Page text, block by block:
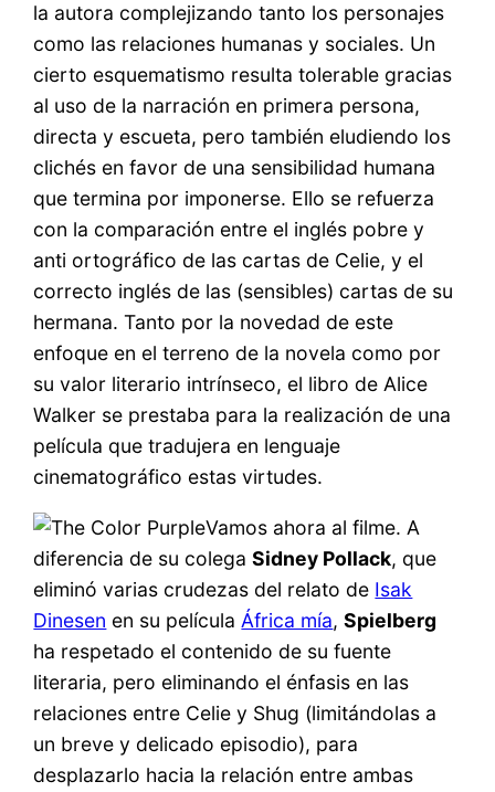
la autora complejizando tanto los personajes
como las relaciones humanas y sociales. Un
cierto esquematismo resulta tolerable gracias
al uso de la narración en primera persona,
directa y escueta, pero también eludiendo los
clichés en favor de una sensibilidad humana
que termina por imponerse. Ello se refuerza
con la comparación entre el inglés pobre y
anti ortográfico de las cartas de Celie, y el
correcto inglés de las (sensibles) cartas de su
hermana. Tanto por la novedad de este
enfoque en el terreno de la novela como por
su valor literario intrínseco, el libro de Alice
Walker se prestaba para la realización de una
película que tradujera en lenguaje
cinematográfico estas virtudes.
Vamos ahora al filme. A
diferencia de su colegaSidney Pollack, que
eliminó varias crudezas del relato de Isak
Dinesen en su película África mía,Spielberg
ha respetado el contenido de su fuente
literaria, pero eliminando el énfasis en las
relaciones entre Celie y Shug (limitándolas a
un breve y delicado episodio), para
desplazarlo hacia la relación entre ambas